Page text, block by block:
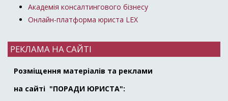
Академія консалтингового бізнесу
Онлайн-платформа юриста LEX
РЕКЛАМА НА САЙТІ
Розміщення матеріалів та реклами
на сайті "ПОРАДИ ЮРИСТА":